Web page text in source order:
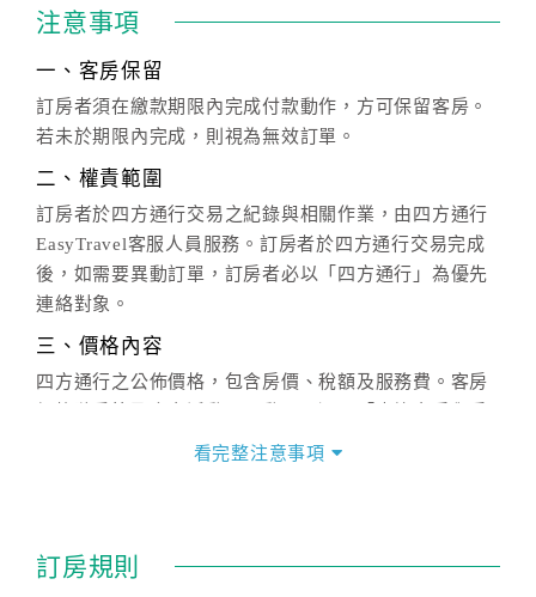
注意事項
一、客房保留
訂房者須在繳款期限內完成付款動作，方可保留客房。
若未於期限內完成，則視為無效訂單。
二、權責範圍
訂房者於四方通行交易之紀錄與相關作業，由四方通行
EasyTravel客服人員服務。訂房者於四方通行交易完成
後，如需要異動訂單，訂房者必以「四方通行」為優先
連絡對象。
三、價格內容
四方通行之公佈價格，包含房價、稅額及服務費。客房
價」之當日價格為標準。
話方式異動訂單。
看完整注意事項
訂房規則